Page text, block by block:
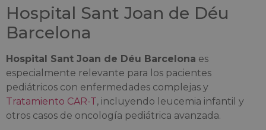
Hospital Sant Joan de Déu
Barcelona
Hospital Sant Joan de Déu Barcelona es
especialmente relevante para los pacientes
pediátricos con enfermedades complejas y
Tratamiento CAR-T, incluyendo leucemia infantil y
otros casos de oncología pediátrica avanzada.